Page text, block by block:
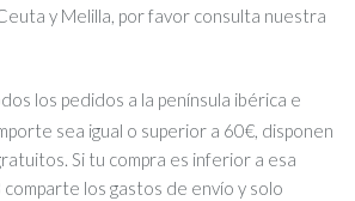
y Melilla, por favor consulta nuestra
los pedidos a la península ibérica e
sea igual o superior a 60€, disponen
Si tu compra es inferior a esa
los gastos de envío y solo